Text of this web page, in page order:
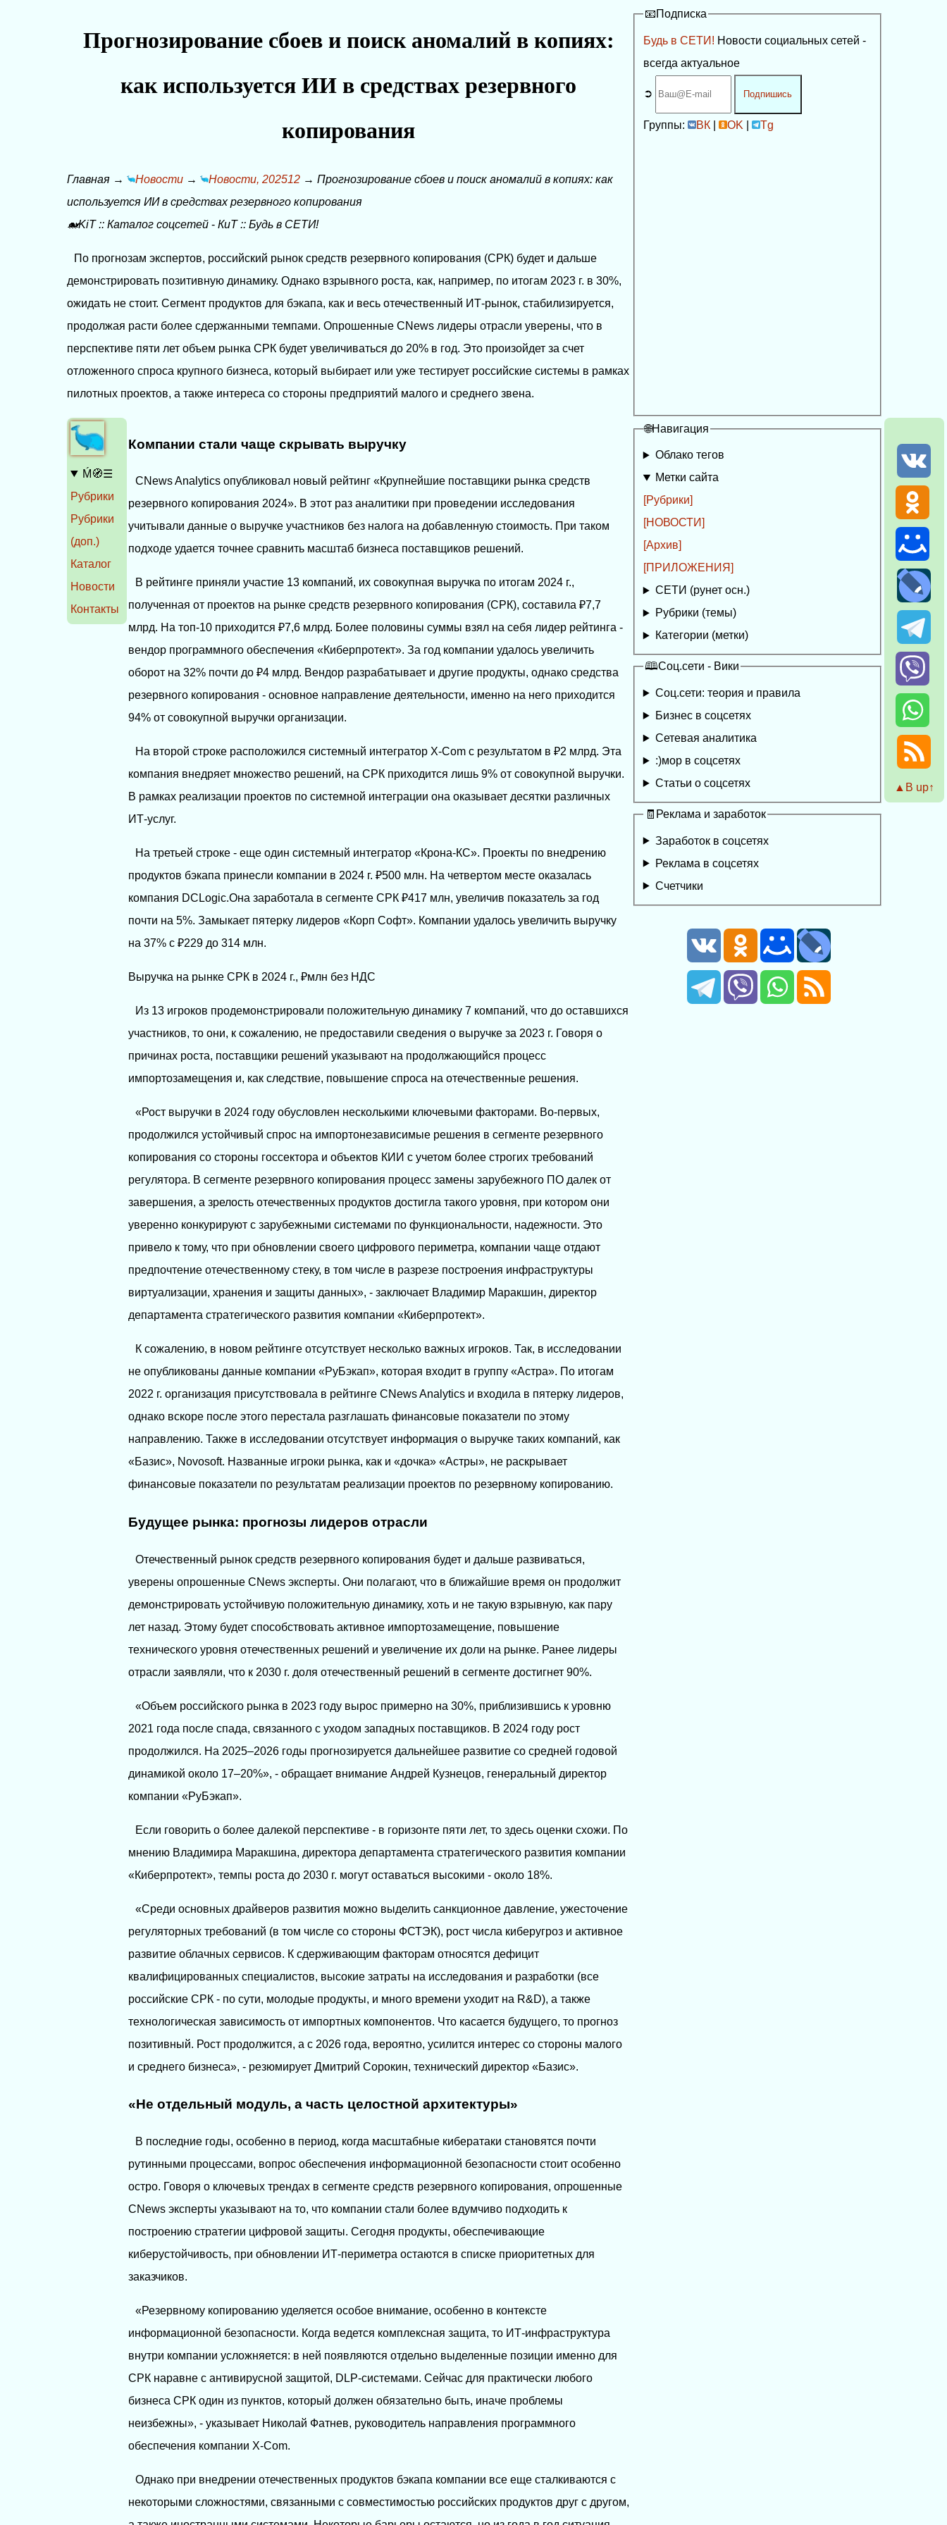
Прогнозирование сбоев и поиск аномалий в копиях:
как используется ИИ в средствах резервного
копирования
Главная → Новости → Новости, 202512 →Прогнозирование сбоев и поиск аномалий в копиях: как
используется ИИ в средствах резервного копирования
🐋KiT::Каталог соцсетей -КиТ::Будь в СЕТИ!
По прогнозам экспертов, российский рынок средств резервного копирования (СРК) будет и дальше
демонстрировать позитивную динамику. Однако взрывного роста, как, например, по итогам 2023 г. в 30%,
ожидать не стоит. Сегмент продуктов для бэкапа, как и весь отечественный ИТ-рынок, стабилизируется,
продолжая расти более сдержанными темпами. Опрошенные CNews лидеры отрасли уверены, что в
перспективе пяти лет объем рынка СРК будет увеличиваться до 20% в год. Это произойдет за счет
отложенного спроса крупного бизнеса, который выбирает или уже тестирует российские системы в рамках
пилотных проектов, а также интереса со стороны предприятий малого и среднего звена.
Компании стали чаще скрывать выручку
CNews Analytics опубликовал новый рейтинг «Крупнейшие поставщики рынка средств
резервного копирования 2024». В этот раз аналитики при проведении исследования
учитывали данные о выручке участников без налога на добавленную стоимость. При таком
подходе удается точнее сравнить масштаб бизнеса поставщиков решений.
В рейтинге приняли участие 13 компаний, их совокупная выручка по итогам 2024 г.,
полученная от проектов на рынке средств резервного копирования (СРК), составила ₽7,7
млрд. На топ-10 приходится ₽7,6 млрд. Более половины суммы взял на себя лидер рейтинга -
вендор программного обеспечения «Киберпротект». За год компании удалось увеличить
оборот на 32% почти до ₽4 млрд. Вендор разрабатывает и другие продукты, однако средства
резервного копирования - основное направление деятельности, именно на него приходится
94% от совокупной выручки организации.
На второй строке расположился системный интегратор X-Com с результатом в ₽2 млрд. Эта
компания внедряет множество решений, на СРК приходится лишь 9% от совокупной выручки.
В рамках реализации проектов по системной интеграции она оказывает десятки различных
ИТ-услуг.
На третьей строке - еще один системный интегратор «Крона-КС». Проекты по внедрению
продуктов бэкапа принесли компании в 2024 г. ₽500 млн. На четвертом месте оказалась
компания DCLogic.Она заработала в сегменте СРК ₽417 млн, увеличив показатель за год
почти на 5%. Замыкает пятерку лидеров «Корп Софт». Компании удалось увеличить выручку
на 37% с ₽229 до 314 млн.
Выручка на рынке СРК в 2024 г., ₽млн без НДС
Из 13 игроков продемонстрировали положительную динамику 7 компаний, что до оставшихся
участников, то они, к сожалению, не предоставили сведения о выручке за 2023 г. Говоря о
причинах роста, поставщики решений указывают на продолжающийся процесс
импортозамещения и, как следствие, повышение спроса на отечественные решения.
«Рост выручки в 2024 году обусловлен несколькими ключевыми факторами. Во-первых,
продолжился устойчивый спрос на импортонезависимые решения в сегменте резервного
копирования со стороны госсектора и объектов КИИ с учетом более строгих требований
регулятора. В сегменте резервного копирования процесс замены зарубежного ПО далек от
завершения, а зрелость отечественных продуктов достигла такого уровня, при котором они
уверенно конкурируют с зарубежными системами по функциональности, надежности. Это
привело к тому, что при обновлении своего цифрового периметра, компании чаще отдают
предпочтение отечественному стеку, в том числе в разрезе построения инфраструктуры
виртуализации, хранения и защиты данных», - заключает Владимир Маракшин, директор
департамента стратегического развития компании «Киберпротект».
К сожалению, в новом рейтинге отсутствует несколько важных игроков. Так, в исследовании
не опубликованы данные компании «РуБэкап», которая входит в группу «Астра». По итогам
2022 г. организация присутствовала в рейтинге CNews Analytics и входила в пятерку лидеров,
однако вскоре после этого перестала разглашать финансовые показатели по этому
направлению. Также в исследовании отсутствует информация о выручке таких компаний, как
«Базис», Novosoft. Названные игроки рынка, как и «дочка» «Астры», не раскрывает
финансовые показатели по результатам реализации проектов по резервному копированию.
Будущее рынка: прогнозы лидеров отрасли
Отечественный рынок средств резервного копирования будет и дальше развиваться,
уверены опрошенные CNews эксперты. Они полагают, что в ближайшие время он продолжит
демонстрировать устойчивую положительную динамику, хоть и не такую взрывную, как пару
лет назад. Этому будет способствовать активное импортозамещение, повышение
технического уровня отечественных решений и увеличение их доли на рынке. Ранее лидеры
отрасли заявляли, что к 2030 г. доля отечественный решений в сегменте достигнет 90%.
«Объем российского рынка в 2023 году вырос примерно на 30%, приблизившись к уровню
2021 года после спада, связанного с уходом западных поставщиков. В 2024 году рост
продолжился. На 2025–2026 годы прогнозируется дальнейшее развитие со средней годовой
динамикой около 17–20%», - обращает внимание Андрей Кузнецов, генеральный директор
компании «РуБэкап».
Если говорить о более далекой перспективе - в горизонте пяти лет, то здесь оценки схожи. По
мнению Владимира Маракшина, директора департамента стратегического развития компании
«Киберпротект», темпы роста до 2030 г. могут оставаться высокими - около 18%.
«Среди основных драйверов развития можно выделить санкционное давление, ужесточение
регуляторных требований (в том числе со стороны ФСТЭК), рост числа киберугроз и активное
развитие облачных сервисов. К сдерживающим факторам относятся дефицит
квалифицированных специалистов, высокие затраты на исследования и разработки (все
российские СРК - по сути, молодые продукты, и много времени уходит на R&D), а также
технологическая зависимость от импортных компонентов. Что касается будущего, то прогноз
позитивный. Рост продолжится, а с 2026 года, вероятно, усилится интерес со стороны малого
и среднего бизнеса», - резюмирует Дмитрий Сорокин, технический директор «Базис».
«Не отдельный модуль, а часть целостной архитектуры»
В последние годы, особенно в период, когда масштабные кибератаки становятся почти
рутинными процессами, вопрос обеспечения информационной безопасности стоит особенно
остро. Говоря о ключевых трендах в сегменте средств резервного копирования, опрошенные
CNews эксперты указывают на то, что компании стали более вдумчиво подходить к
построению стратегии цифровой защиты. Сегодня продукты, обеспечивающие
киберустойчивость, при обновлении ИТ-периметра остаются в списке приоритетных для
заказчиков.
«Резервному копированию уделяется особое внимание, особенно в контексте
информационной безопасности. Когда ведется комплексная защита, то ИТ-инфраструктура
внутри компании усложняется: в ней появляются отдельно выделенные позиции именно для
СРК наравне с антивирусной защитой, DLP-системами. Сейчас для практически любого
бизнеса СРК один из пунктов, который должен обязательно быть, иначе проблемы
неизбежны», - указывает Николай Фатнев, руководитель направления программного
обеспечения компании X-Com.
Однако при внедрении отечественных продуктов бэкапа компании все еще сталкиваются с
некоторыми сложностями, связанными с совместимостью российских продуктов друг с другом,
Ḿ🧭☰
Рубрики
Рубрики
(доп.)
Каталог
Новости
Контакты
▲Β up↑
📧Подписка
Будь в СЕТИ! Новости социальных сетей -
всегда актуальное
➲ Подпишись
Группы: ВК| OK Tg
🌐Навигация
Облако тегов
Метки сайта
[Рубрики]
[НОВОСТИ]
[Архив]
[ПРИЛОЖЕНИЯ]
СЕТИ (рунет осн.)
Рубрики (темы)
Категории (метки)
🕮Соц.сети - Вики
Соц.сети: теория и правила
Бизнес в соцсетях
Сетевая аналитика
:)мор в соцсетях
Статьи о соцсетях
🧾Реклама и заработок
Заработок в соцсетях
Реклама в соцсетях
Счетчики